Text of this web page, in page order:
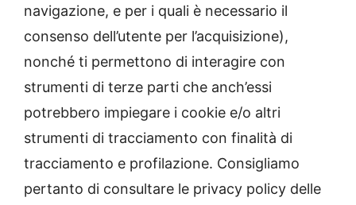
navigazione, e per i quali è necessario il
consenso dell’utente per l’acquisizione),
nonché ti permettono di interagire con
strumenti di terze parti che anch’essi
potrebbero impiegare i cookie e/o altri
strumenti di tracciamento con finalità di
tracciamento e profilazione. Consigliamo
pertanto di consultare le privacy policy delle